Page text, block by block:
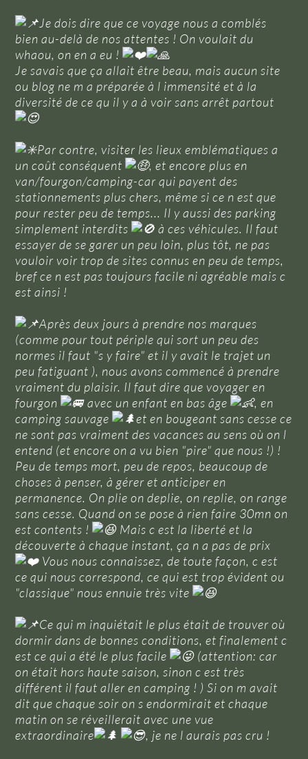
Je dois dire que ce voyage nous a comblés
bien au-delà de nos attentes ! On voulait du
whaou, on en a eu !
Je savais que ça allait être beau, mais aucun site
ou blog ne m a préparée à l immensité et à la
diversité de ce qu il y a à voir sans arrêt partout
Par contre, visiter les lieux emblématiques a
un coût conséquent
, et encore plus en
van/fourgon/camping-car qui payent des
stationnements plus chers, même si ce n est que
pour rester peu de temps... Il y aussi des parking
simplement interdits
à ces véhicules. Il faut
essayer de se garer un peu loin, plus tôt, ne pas
vouloir voir trop de sites connus en peu de temps,
bref ce n est pas toujours facile ni agréable mais c
est ainsi !
Après deux jours à prendre nos marques
(comme pour tout périple qui sort un peu des
normes il faut "s y faire" et il y avait le trajet un
peu fatiguant ), nous avons commencé à prendre
vraiment du plaisir. Il faut dire que voyager en
fourgon
avec un enfant en bas âge
, en
camping sauvage
et en bougeant sans cesse ce
ne sont pas vraiment des vacances au sens où on l
entend (et encore on a vu bien "pire" que nous !) !
Peu de temps mort, peu de repos, beaucoup de
choses à penser, à gérer et anticiper en
permanence. On plie on deplie, on replie, on range
sans cesse. Quand on se pose à rien faire 30mn on
est contents !
Mais c est la liberté et la
découverte à chaque instant, ça n a pas de prix
Vous nous connaissez, de toute façon, c est
ce qui nous correspond, ce qui est trop évident ou
"classique" nous ennuie très vite
Ce qui m inquiétait le plus était de trouver où
dormir dans de bonnes conditions, et finalement c
est ce qui a été le plus facile
(attention: car
on était hors haute saison, sinon c est très
différent il faut aller en camping ! ) Si on m avait
dit que chaque soir on s endormirait et chaque
matin on se réveillerait avec une vue
extraordinaire
, je ne l aurais pas cru !